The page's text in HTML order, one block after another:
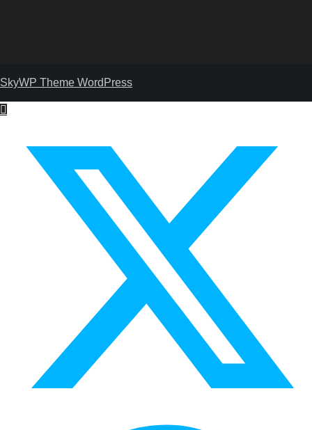
SkyWP Theme WordPress